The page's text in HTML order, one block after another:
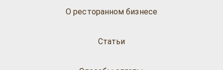
О ресторанном бизнесе
Статьи